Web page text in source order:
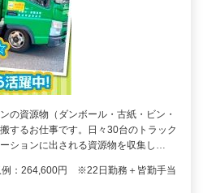
の資源物（ダンボール・古紙・ビン・
するお仕事です。日々30台のトラック
ションに出される資源物を収集し…
例：264,600円 ※22日勤務＋皆勤手当